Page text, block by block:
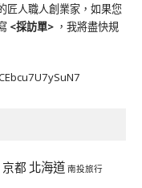
匠人職人創業家，如果您
<採訪單> ，我將盡快規
京都 北海道 南投旅行